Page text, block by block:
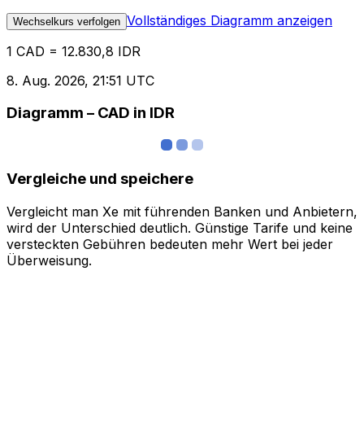
Wechselkurs verfolgen Vollständiges Diagramm anzeigen
1 CAD = 12.830,8 IDR
8. Aug. 2026, 21:51 UTC
Diagramm – CAD in IDR
Vergleiche und speichere
Vergleicht man Xe mit führenden Banken und Anbietern,
wird der Unterschied deutlich. Günstige Tarife und keine
versteckten Gebühren bedeuten mehr Wert bei jeder
Überweisung.